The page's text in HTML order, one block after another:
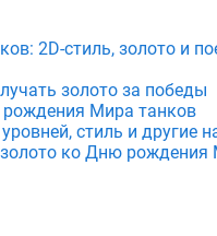
2D-стиль, золото и
золото за победы
Мира танков
стиль и другие
ко Дню